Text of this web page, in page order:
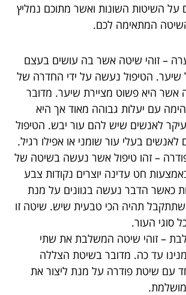
על השיטות השונות ואשר מתוכם נמליץ
המתאימה לכם.
– זוהי שיטה אשר בה עושים בעצם
שיער. הטיפול נעשה על ידי החדרה של
אשר היא פשוט מציירת שיער. מדובר
עם יעלות גבוהה מאוד אך היא
לאנשים שיש להם עור יבש. הטיפול
לאנשים בעלי עור שומני או אפילו רגיל.
– זהו טיפול אשר נעשה בשיטה של
חט עדינה יוצרים נקודות צבע
כאשר הדבר נעשה בגוונים על מנת
תהיה הכי טבעית שיש. שיטה זו
סוגי העור.
– זוהי שיטה המשלבת את שתי
עד כה. מדובר בשיטת הצללה
עם שיטת פודרה על מנת ליצור את